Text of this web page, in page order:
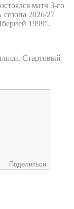
матч 3-го
сезона 2026/27
1999".
Стартовый
Поделиться